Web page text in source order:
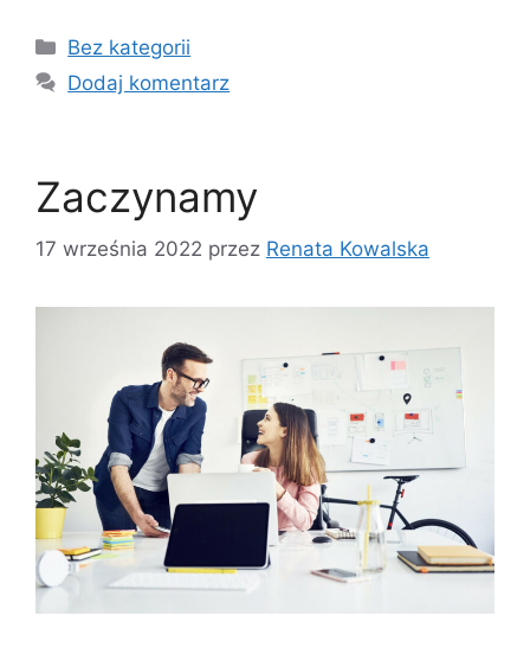
Kategorie
Bez kategorii
Dodaj komentarz
Zaczynamy
17 września 2022 przez Renata Kowalska